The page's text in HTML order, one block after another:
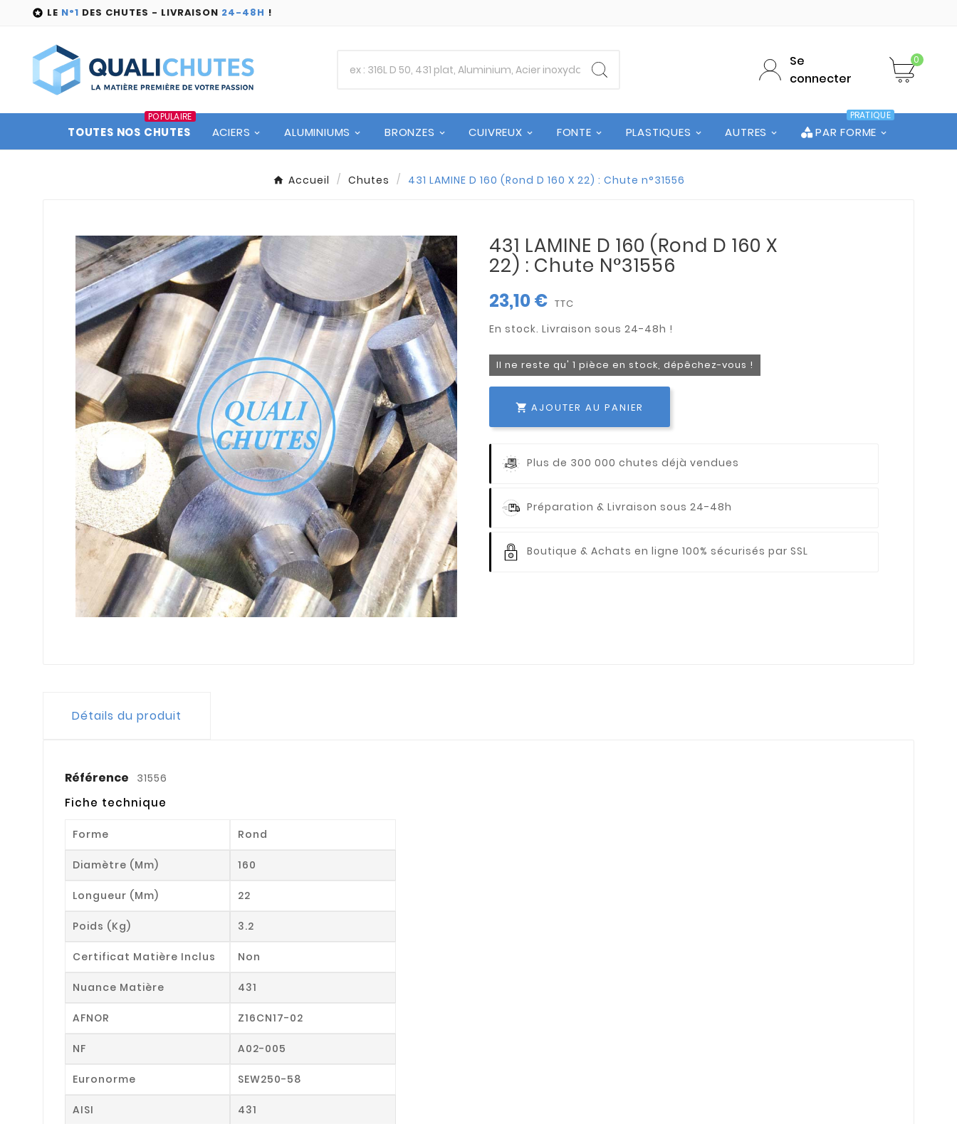
 LE N°1 DES CHUTES - LIVRAISON 24-48H !
Se
connecter
0
TOUTES NOS CHUTES
POPULAIRE
ACIERS ALUMINIUMS BRONZES CUIVREUX FONTE PLASTIQUES AUTRES PAR FORME
PRATIQUE
Accueil Chutes 431 LAMINE D 160 (Rond D 160 X 22) : Chute n°31556
431 LAMINE D 160 (Rond D 160 X
22) : Chute N°31556
23,10 € TTC
Il ne reste qu' 1 pièce en stock, dépêchez-vous !
 AJOUTER AU PANIER
Plus de 300 000 chutes déjà vendues
Préparation & Livraison sous 24-48h
Boutique & Achats en ligne 100% sécurisés par SSL
Détails du produit
Référence 31556
Fiche technique
Forme Rond
Diamètre (mm) 160
Longueur (mm) 22
Poids (kg) 3.2
Certificat Matière Inclus Non
Nuance Matière 431
AFNOR Z16CN17-02
NF A02-005
Euronorme SEW250-58
AISI 431